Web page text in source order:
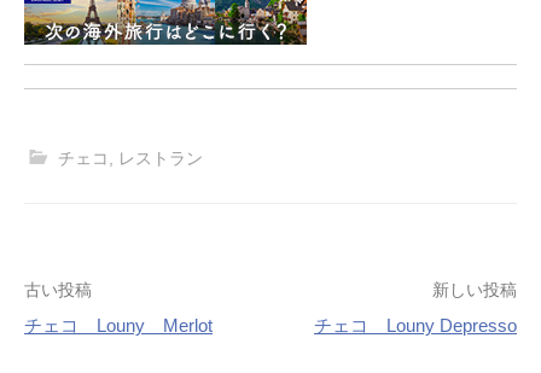
チェコ レストラン
投
稿
古い投稿
チェコ Louny Merlot
新しい投稿
チェコ Louny Depresso